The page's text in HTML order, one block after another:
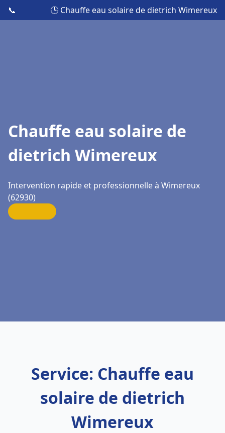
📞 🕒 Chauffe eau solaire de dietrich Wimereux
Chauffe eau solaire de
dietrich Wimereux
Intervention rapide et professionnelle à Wimereux
(62930)
Service: Chauffe eau
solaire de dietrich
Wimereux